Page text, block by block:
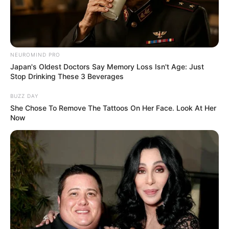
NEUROMIND PRO
Japan's Oldest Doctors Say Memory Loss Isn't Age: Just
Stop Drinking These 3 Beverages
BUZZ DAY
She Chose To Remove The Tattoos On Her Face. Look At Her
Now